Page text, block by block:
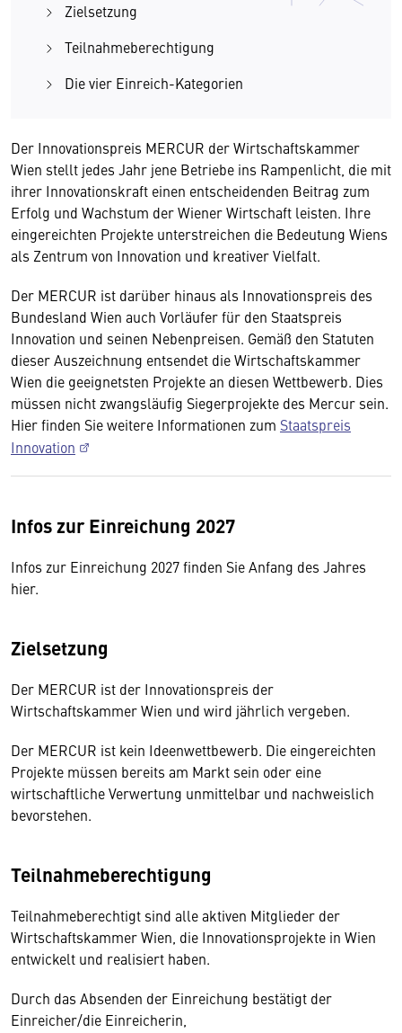
Zielsetzung
Teilnahmeberechtigung
Die vier Einreich-Kategorien
Der Innovationspreis MERCUR der Wirtschaftskammer
Wien stellt jedes Jahr jene Betriebe ins Rampenlicht, die mit
ihrer Innovationskraft einen entscheidenden Beitrag zum
Erfolg und Wachstum der Wiener Wirtschaft leisten. Ihre
eingereichten Projekte unterstreichen die Bedeutung Wiens
als Zentrum von Innovation und kreativer Vielfalt.
Der MERCUR ist darüber hinaus als Innovationspreis des
Bundesland Wien auch Vorläufer für den Staatspreis
Innovation und seinen Nebenpreisen. Gemäß den Statuten
dieser Auszeichnung entsendet die Wirtschaftskammer
Wien die geeignetsten Projekte an diesen Wettbewerb. Dies
müssen nicht zwangsläufig Siegerprojekte des Mercur sein.
Hier finden Sie weitere Informationen zum Staatspreis
Innovation
Infos zur Einreichung 2027
Infos zur Einreichung 2027 finden Sie Anfang des Jahres
hier.
Zielsetzung
Der MERCUR ist der Innovationspreis der
Wirtschaftskammer Wien und wird jährlich vergeben.
Der MERCUR ist kein Ideenwettbewerb. Die eingereichten
Projekte müssen bereits am Markt sein oder eine
wirtschaftliche Verwertung unmittelbar und nachweislich
bevorstehen.
Teilnahmeberechtigung
Teilnahmeberechtigt sind alle aktiven Mitglieder der
Wirtschaftskammer Wien, die Innovationsprojekte in Wien
entwickelt und realisiert haben.
Durch das Absenden der Einreichung bestätigt der
Einreicher/die Einreicherin,